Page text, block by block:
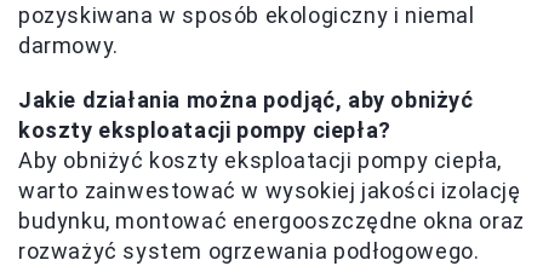
pozyskiwana w sposób ekologiczny i niemal
darmowy.
Jakie działania można podjąć, aby obniżyć
koszty eksploatacji pompy ciepła?
Aby obniżyć koszty eksploatacji pompy ciepła,
warto zainwestować w wysokiej jakości izolację
budynku, montować energooszczędne okna oraz
rozważyć system ogrzewania podłogowego.